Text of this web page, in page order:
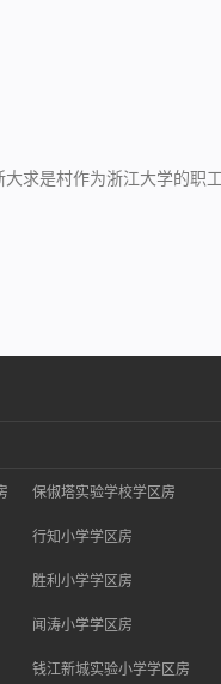
求是村作为浙江大学的职
保俶塔实验学校学区房
行知小学学区房
胜利小学学区房
闻涛小学学区房
钱江新城实验小学学区房